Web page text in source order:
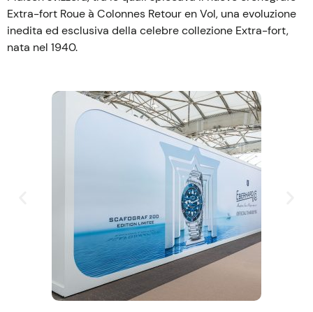
Extra-fort Roue à Colonnes Retour en Vol, una evoluzione
inedita ed esclusiva della celebre collezione Extra-fort,
nata nel 1940.